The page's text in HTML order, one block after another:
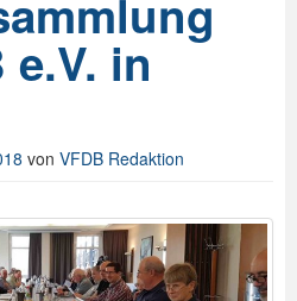
e.V. in
von VFDB Redaktion